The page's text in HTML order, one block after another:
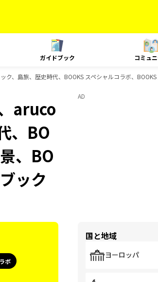
ガイドブック コミュ
、島旅、歴史時代、BOOKS スペシャルコラボ、
aruco
、BO
、BO
ック
ボ
AD
国と地域
ヨーロッパ